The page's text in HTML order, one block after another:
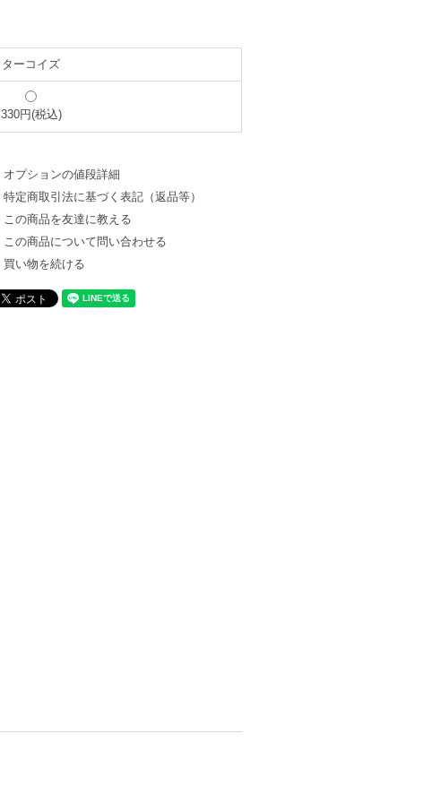
ターコイズ
330円(税込)
オプションの値段詳細
特定商取引法に基づく表記（返品等）
この商品を友達に教える
この商品について問い合わせる
買い物を続ける